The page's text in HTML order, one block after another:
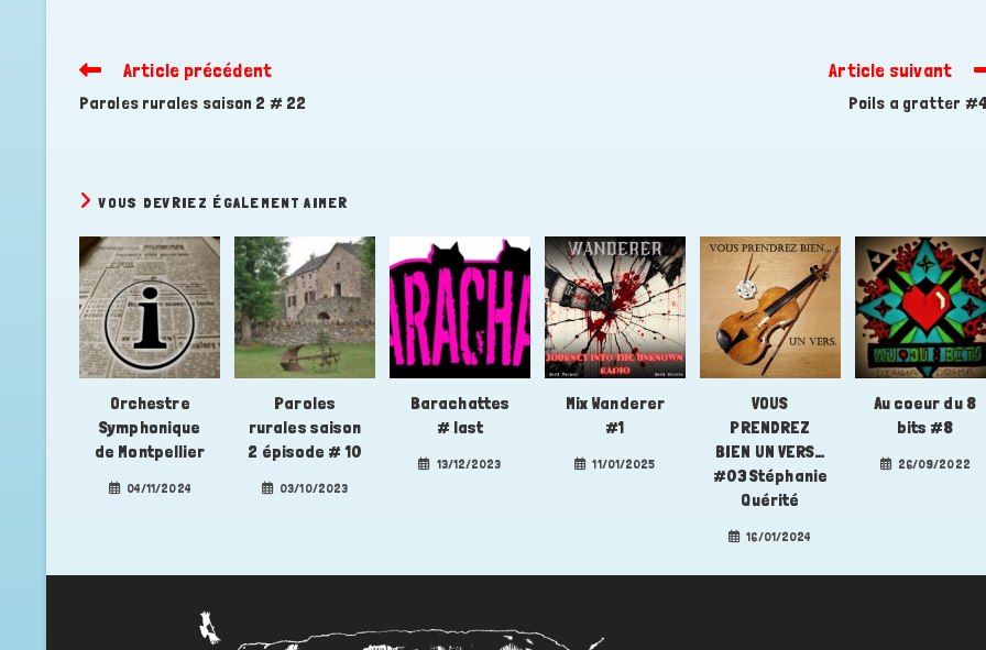
Read
articles
Article précédent
Paroles rurales saison 2 # 22
Article suivant
Poils a gratter
VOUS DEVRIEZ ÉGALEMENT AIMER
Orchestre
Symphonique
de Montpellier
04/11/2024
Paroles
rurales saison
2 épisode # 10
03/10/2023
Barachattes
# last
13/12/2023
Mix Wanderer
#1
11/01/2025
VOUS
PRENDREZ
BIEN UN VERS…
#03 Stéphanie
Quérité
16/01/2024
Au coeur du 8
bits #8
26/09/2022